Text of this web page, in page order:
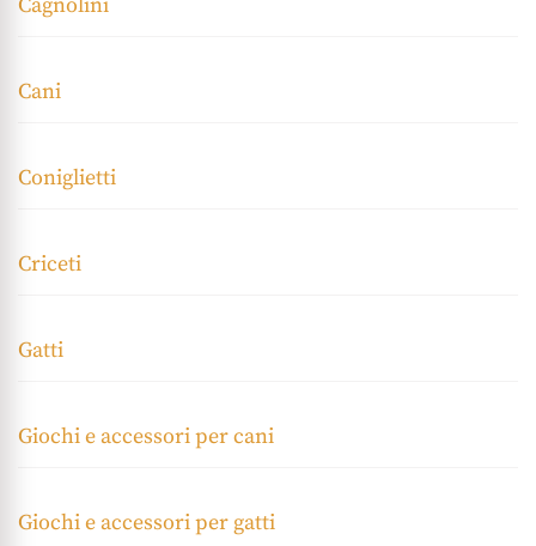
Cani
Coniglietti
Criceti
Gatti
Giochi e accessori per cani
Giochi e accessori per gatti